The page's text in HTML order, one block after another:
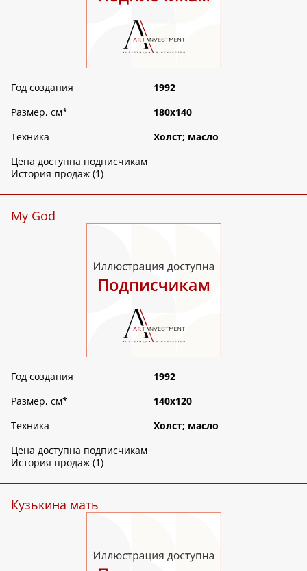
Год создания
1992
Размер, см*
180х140
Техника
Холст; масло
Цена доступна подписчикам
История продаж (1)
My God
Год создания
1992
Размер, см*
140х120
Техника
Холст; масло
Цена доступна подписчикам
История продаж (1)
Кузькина мать